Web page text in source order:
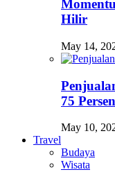
Hilir
May 14,
75 Persen
May 10,
Travel
Budaya
Wisata